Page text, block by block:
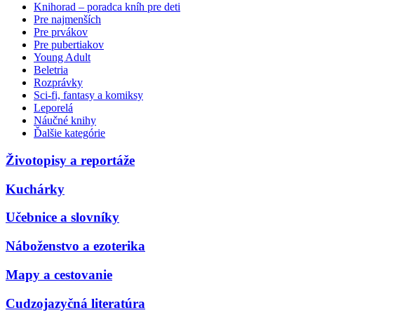
Knihorad – poradca kníh pre deti
Pre najmenších
Pre prvákov
Pre pubertiakov
Young Adult
Beletria
Rozprávky
Sci-fi, fantasy a komiksy
Leporelá
Náučné knihy
Ďalšie kategórie
Životopisy a reportáže
Kuchárky
Učebnice a slovníky
Náboženstvo a ezoterika
Mapy a cestovanie
Cudzojazyčná literatúra